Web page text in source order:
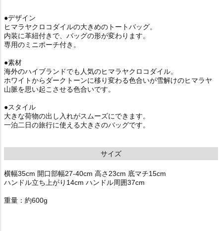
●デザイン
ヒマラヤクロコダイルの大きめのトートバッグ。
内装に革紐付きで、バッグの形が変わります。
専用のミニポーチ付き。
●素材
海外のハイブランドでも人気のヒマラヤクロコダイル。
ホワイトからダークトーンに移り変わる色合いが雪解けのヒマラヤ
山脈を思い起こさせる色合いです。
●スタイル
大きな荷物の出し入れがスムーズにできます。
一泊二日の旅行に使える大きさのバッグです。
サイズ
横幅35cm 開口部幅27-40cm 高さ23cm 底マチ15cm
ハンドル立ち上がり14cm ハンドル周囲37cm
重量：約600g